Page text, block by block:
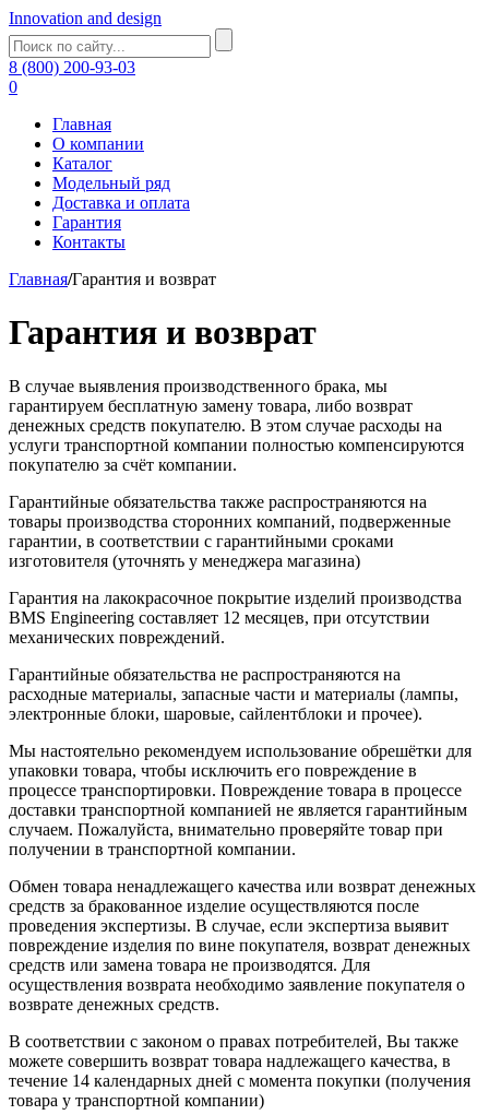
Innovation and design
8 (800) 200-93-03
0
Главная
О компании
Каталог
Модельный ряд
Доставка и оплата
Гарантия
Контакты
Главная/Гарантия и возврат
Гарантия и возврат
В случае выявления производственного брака, мы
гарантируем бесплатную замену товара, либо возврат
денежных средств покупателю. В этом случае расходы на
услуги транспортной компании полностью компенсируются
покупателю за счёт компании.
Гарантийные обязательства также распространяются на
товары производства сторонних компаний, подверженные
гарантии, в соответствии с гарантийными сроками
изготовителя (уточнять у менеджера магазина)
Гарантия на лакокрасочное покрытие изделий производства
BMS Engineering составляет 12 месяцев, при отсутствии
механических повреждений.
Гарантийные обязательства не распространяются на
расходные материалы, запасные части и материалы (лампы,
электронные блоки, шаровые, сайлентблоки и прочее).
Мы настоятельно рекомендуем использование обрешётки для
упаковки товара, чтобы исключить его повреждение в
процессе транспортировки. Повреждение товара в процессе
доставки транспортной компанией не является гарантийным
случаем. Пожалуйста, внимательно проверяйте товар при
получении в транспортной компании.
Обмен товара ненадлежащего качества или возврат денежных
средств за бракованное изделие осуществляются после
проведения экспертизы. В случае, если экспертиза выявит
повреждение изделия по вине покупателя, возврат денежных
средств или замена товара не производятся. Для
осуществления возврата необходимо заявление покупателя о
возврате денежных средств.
В соответствии с законом о правах потребителей, Вы также
можете совершить возврат товара надлежащего качества, в
течение 14 календарных дней с момента покупки (получения
товара у транспортной компании)